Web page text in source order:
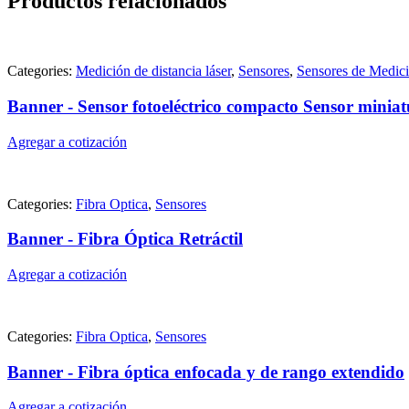
Categories: Medición de distancia láser, Sensores, Sensores de
Banner - Sensor fotoeléctrico compacto Sensor
Agregar a cotización
Categories: Fibra Optica, Sensores
Banner - Fibra Óptica Retráctil
Agregar a cotización
Categories: Fibra Optica, Sensores
Banner - Fibra óptica enfocada y de rango extendido